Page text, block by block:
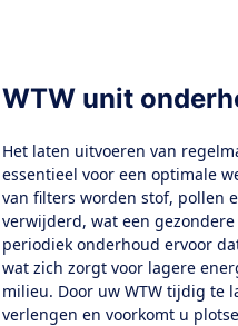
WTW unit
Het laten uitvoeren van
essentieel voor een optimale
van filters worden stof, pollen
verwijderd, wat een
periodiek onderhoud ervoor
wat zich zorgt voor lagere
milieu. Door uw WTW tijdig te
verlengen en voorkomt u